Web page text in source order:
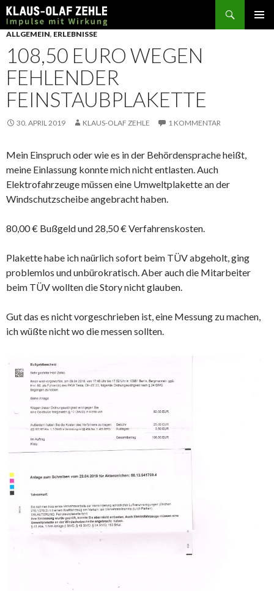
Suchen
SPRINGE
ZUM
INHALT
ALLGEMEIN, ERLEBNISSE
108,50 EURO WEGEN
FEHLENDER
FEINSTAUBPLAKETTE
30. APRIL 2019 KLAUS-OLAF ZEHLE 1 KOMMENTAR
Mein Einspruch oder wie es in der Behördensprache heißt,
meine Einlassung konnte mich nicht entlasten. Auch
Elektrofahrzeuge müssen eine Umweltplakette an der
Windschutzscheibe angebracht haben.
80,00 € Bußgeld und 28,50 € Verfahrenskosten.
Plakette habe ich naürlich sofort beim TÜV abgeholt, ging
problemlos und unbürokratisch. Aber auch die Mitarbeiter
beim TÜV wollten die Story nicht glauben.
Gut das es nicht vorgeschrieben ist, eine Messung zu machen,
ich wüßte nicht wo die messen sollten.